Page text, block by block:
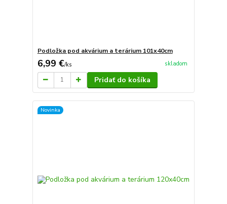
Podložka pod akvárium a terárium 101x40cm
6,99 €/ks skladom
Pridať do košíka
Novinka